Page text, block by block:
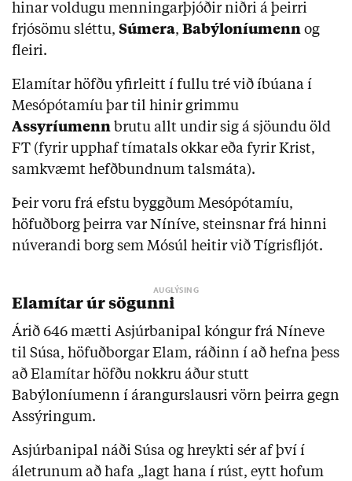
hinar voldugu menningarþjóðir niðri á þeirri
frjósömu sléttu, Súmera, Babýloníumenn og
fleiri.
Elamítar höfðu yfirleitt í fullu tré við íbúana í
Mesópótamíu þar til hinir grimmu
Assyríumenn brutu allt undir sig á sjöundu öld
FT (fyrir upphaf tímatals okkar eða fyrir Krist,
samkvæmt hefðbundnum talsmáta).
Þeir voru frá efstu byggðum Mesópótamíu,
höfuðborg þeirra var Níníve, steinsnar frá hinni
núverandi borg sem Mósúl heitir við Tígrisfljót.
Elamítar úr sögunni
Árið 646 mætti Asjúrbanipal kóngur frá Níneve
til Súsa, höfuðborgar Elam, ráðinn í að hefna þess
að Elamítar höfðu nokkru áður stutt
Babýloníumenn í árangurslausri vörn þeirra gegn
Assýringum.
Asjúrbanipal náði Súsa og hreykti sér af því í
áletrunum að hafa „lagt hana í rúst, eytt hofum